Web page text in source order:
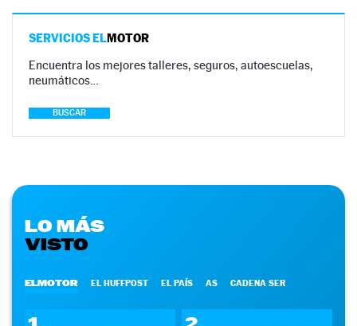
SERVICIOS ELMOTOR
Encuentra los mejores talleres, seguros, autoescuelas,
neumáticos…
BUSCAR
LO MÁS
VISTO
ELMOTOR EL HUFFPOST EL PAÍS AS CADENA SER